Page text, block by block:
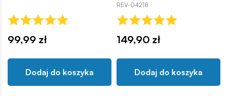
99,99 zł
Dodaj do koszyka
REV-04218
149,90 zł
Dodaj do koszyka